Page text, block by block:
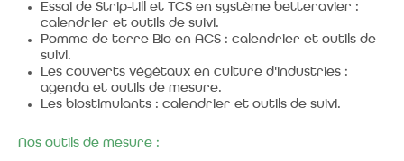
Essai de Strip-till et TCS en système betteravier :
calendrier et outils de suivi.
Pomme de terre Bio en ACS : calendrier et outils de
suivi.
Les couverts végétaux en culture d'industries :
agenda et outils de mesure.
Les biostimulants : calendrier et outils de suivi.
Nos outils de mesure :